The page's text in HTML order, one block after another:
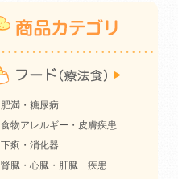
肥満・糖尿病
食物アレルギー・皮膚疾患
下痢・消化器
腎臓・心臓・肝臓 疾患